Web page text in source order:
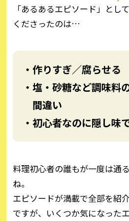
「あるあるエピソード」とし
くださったのは…
・作りすぎ／腐らせる
・塩・砂糖など調味料
間違い
・初心者なのに隠し味
料理初心者の誰もが一度は通
ね。
エピソードが満載で全部を紹
ですが、いくつか気になった